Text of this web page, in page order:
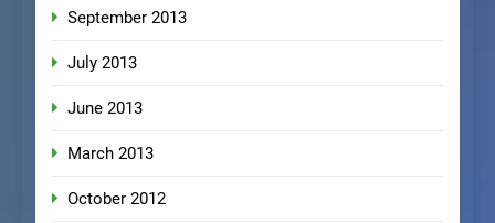
September 2013
July 2013
June 2013
March 2013
October 2012